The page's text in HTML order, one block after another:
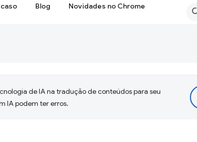
Blog Novidades no Chrome
de IA na tradução de conteúdos para seu
IA podem ter erros.